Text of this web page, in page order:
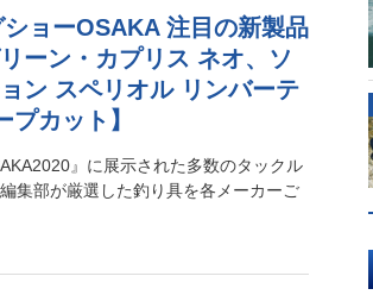
ョーOSAKA 注目の新製品
ーン・カプリス ネオ、ソ
ン スペリオル リンバーテ
プカット】
』に展示された多数のタックル
集部が厳選した釣り具を各メーカーご